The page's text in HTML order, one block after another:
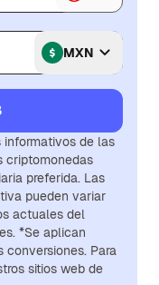
MXN
informativos de las
criptomonedas
preferida. Las
pueden variar
actuales del
*Se aplican
conversiones. Para
sitios web de